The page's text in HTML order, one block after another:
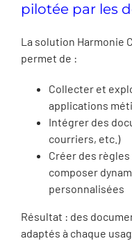
pilotée par les
La solution Harmonie
permet de :
Collecter et
applications
Intégrer des
courriers, etc.)
Créer des
composer
personnalisées
Résultat : des
adaptés à chaque